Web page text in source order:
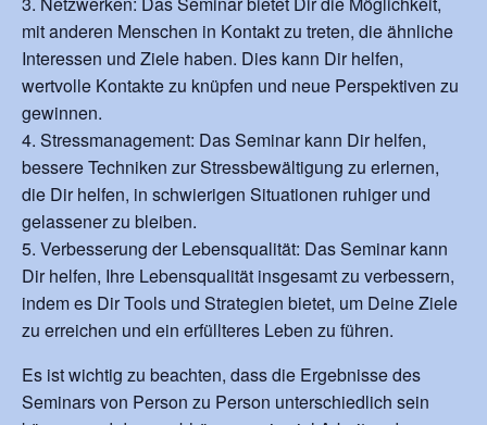
mit anderen Menschen in Kontakt zu treten, die ähnliche
Interessen und Ziele haben. Dies kann Dir helfen,
wertvolle Kontakte zu knüpfen und neue Perspektiven zu
gewinnen.
Stressmanagement: Das Seminar kann Dir helfen,
bessere Techniken zur Stressbewältigung zu erlernen,
die Dir helfen, in schwierigen Situationen ruhiger und
gelassener zu bleiben.
Verbesserung der Lebensqualität: Das Seminar kann
Dir helfen, Ihre Lebensqualität insgesamt zu verbessern,
indem es Dir Tools und Strategien bietet, um Deine Ziele
zu erreichen und ein erfüllteres Leben zu führen.
Es ist wichtig zu beachten, dass die Ergebnisse des
Seminars von Person zu Person unterschiedlich sein